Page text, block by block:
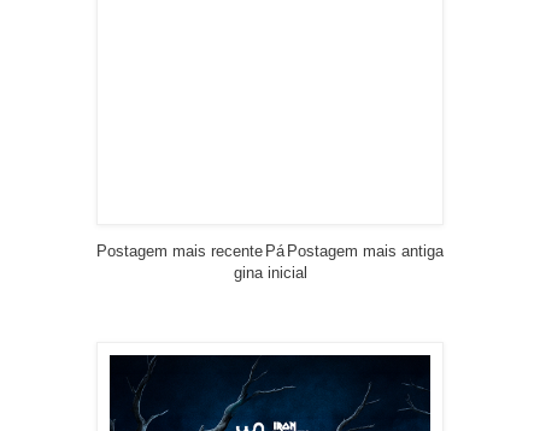
Postagem mais recente Postagem mais antiga
Pá
gina inicial